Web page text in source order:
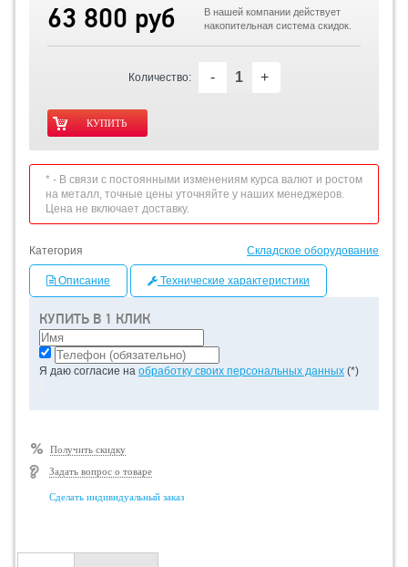
КУПИТЬ В 1 КЛИК
Я даю согласие на обработку своих персональных данных (*)
Получить скидку
Задать вопрос о товаре
Сделать индивидуальный заказ
63 800 руб
В нашей компании действует
накопительная система скидок.
Количество: - +
* - В связи с постоянными изменениям курса валют и ростом
на металл, точные цены уточняйте у наших менеджеров.
Цена не включает доставку.
Категория Складское оборудование
Описание Технические характеристики